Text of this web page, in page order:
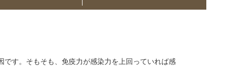
す。そもそも、免疫力が感染力を上回っていれば感